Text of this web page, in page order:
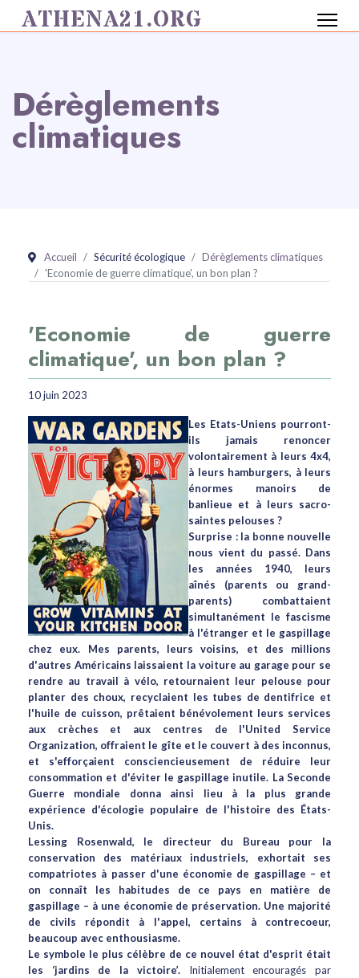
ATHENA21.ORG
Dérèglements
climatiques
Accueil Sécurité écologique
Dérèglements climatiques
'Economie de guerre climatique', un bon plan ?
'Economie de guerre
climatique', un bon plan ?
10 juin 2023
Les Etats-Uniens pourront-
ils jamais renoncer
volontairement à leurs 4x4,
à leurs hamburgers, à leurs
énormes manoirs de
banlieue et à leurs sacro-
saintes pelouses ?
Surprise : la bonne nouvelle
nous vient du passé. Dans
les années 1940, leurs
aînés (parents ou grand-
parents) combattaient
simultanément le fascisme
à l'étranger et le gaspillage
chez eux. Mes parents, leurs voisins, et des millions
d'autres Américains laissaient la voiture au garage pour se
rendre au travail à vélo, retournaient leur pelouse pour
planter des choux, recyclaient les tubes de dentifrice et
l'huile de cuisson, prêtaient bénévolement leurs services
aux crèches et aux centres de l'United Service
Organization, offraient le gîte et le couvert à des inconnus,
et s'efforçaient consciencieusement de réduire leur
consommation et d'éviter le gaspillage inutile. La Seconde
Guerre mondiale donna ainsi lieu à la plus grande
expérience d'écologie populaire de l'histoire des États-
Unis.
Lessing Rosenwald, le directeur du Bureau pour la
conservation des matériaux industriels, exhortait ses
compatriotes à passer d'une économie de gaspillage – et
on connaît les habitudes de ce pays en matière de
gaspillage – à une économie de préservation. Une majorité
de civils répondit à l'appel, certains à contrecoeur,
beaucoup avec enthousiasme.
Le symbole le plus célèbre de ce nouvel état d'esprit était
les ‘jardins de la victoire’.Initialement encouragés par